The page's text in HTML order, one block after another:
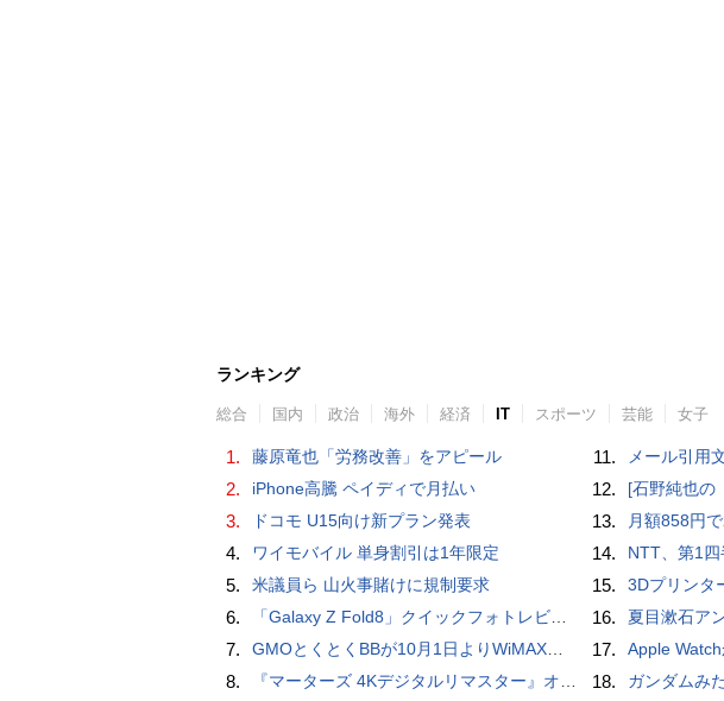
ランキング
総合 国内 政治 海外 経済 IT スポーツ 芸能 女子
1. 藤原竜也「労務改善」をアピール
2. iPhone高騰 ペイディで月払い
3. ドコモ U15向け新プラン発表
4. ワイモバイル 単身割引は1年限定
5. 米議員ら 山火事賭けに規制要求
6. 「Galaxy Z Fold8」クイックフォトレビュー
7. GMOとくとくBBが10月1日よりWiMAXなど月額605円値上げ！全6種の重要変更を徹底解説
8. 『マーターズ 4Kデジタルリマスター』オールナイト上映、鬼畜な併映作品が決定 全部観たら“生還証”をプレゼント［ホラー通信］
11. メール引用文を必要な部分
12. [石野純也の「スマホとお金」]
13. 月額858円で20GB使える「ス
14. NTT、第1四半期は増
15. 3Dプリンターで合法＆所持登
16. 夏目漱石アンドロイド演劇
17. ​Apple Watchから操作で
18. ガンダムみたいなマウス? た